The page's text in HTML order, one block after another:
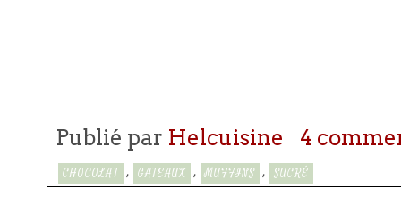
Publié par Helcuisine 4
CHOCOLAT , GATEAUX , MUFFINS , SUCRÉ